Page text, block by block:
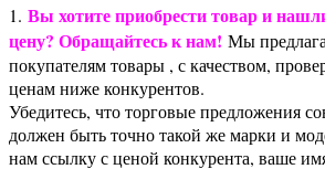
1. Вы хотите приобрести товар и
цену? Обращайтесь к нам! Мы
покупателям товары , с качеством,
ценам ниже конкурентов.
Убедитесь, что торговые предложения
должен быть точно такой же марки и
нам ссылку с ценой конкурента, ваше